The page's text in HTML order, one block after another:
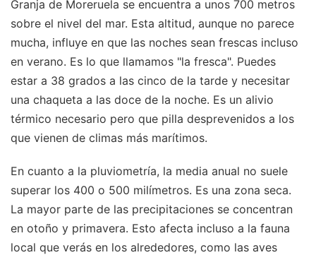
Granja de Moreruela se encuentra a unos 700 metros
sobre el nivel del mar. Esta altitud, aunque no parece
mucha, influye en que las noches sean frescas incluso
en verano. Es lo que llamamos "la fresca". Puedes
estar a 38 grados a las cinco de la tarde y necesitar
una chaqueta a las doce de la noche. Es un alivio
térmico necesario pero que pilla desprevenidos a los
que vienen de climas más marítimos.
En cuanto a la pluviometría, la media anual no suele
superar los 400 o 500 milímetros. Es una zona seca.
La mayor parte de las precipitaciones se concentran
en otoño y primavera. Esto afecta incluso a la fauna
local que verás en los alrededores, como las aves